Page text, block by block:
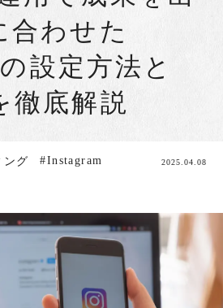
合わせた
設定方法と
徹底解説
ング #Instagram 2025.04.08